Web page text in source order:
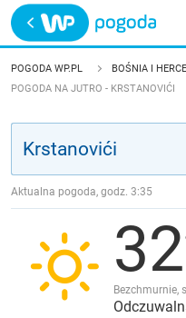
Trwa ładowanie
POLSKA
JAKOŚĆ POWIETRZA
POGODA WP.PL
BOŚNIA I
POGODA NA JUTRO - KRSTANOVIĆI
Aktualna pogoda, godz. 3:35
32
Bezchmurnie,